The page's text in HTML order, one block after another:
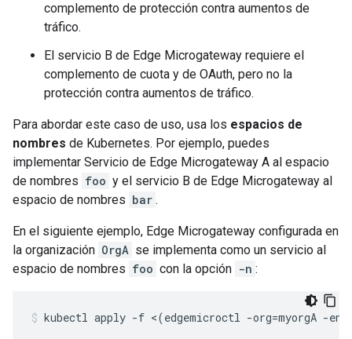
complemento de protección contra aumentos de
tráfico.
El servicio B de Edge Microgateway requiere el
complemento de cuota y de OAuth, pero no la
protección contra aumentos de tráfico.
Para abordar este caso de uso, usa los espacios de
nombres de Kubernetes. Por ejemplo, puedes
implementar Servicio de Edge Microgateway A al espacio
de nombres foo y el servicio B de Edge Microgateway al
espacio de nombres bar .
En el siguiente ejemplo, Edge Microgateway configurada en
la organización OrgA se implementa como un servicio al
espacio de nombres foo con la opción -n :